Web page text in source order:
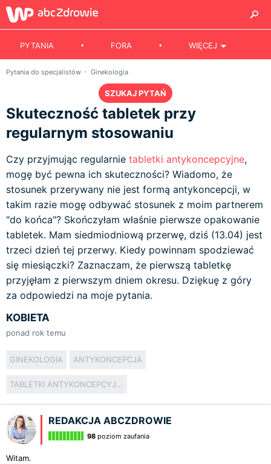
PYTANIA FORA WIĘCEJ
Pytania do specjalistów Ginekologia
SZUKAJ PYTAŃ
Skuteczność tabletek przy
regularnym stosowaniu
Czy przyjmując regularnie tabletki antykoncepcyjne,
mogę być pewna ich skuteczności? Wiadomo, że
stosunek przerywany nie jest formą antykoncepcji, w
takim razie mogę odbywać stosunek z moim partnerem
"do końca"? Skończyłam właśnie pierwsze opakowanie
tabletek. Mam siedmiodniową przerwę, dziś (13.04) jest
trzeci dzień tej przerwy. Kiedy powinnam spodziewać
się miesiączki? Zaznaczam, że pierwszą tabletkę
przyjęłam z pierwszym dniem okresu. Dziękuę z góry
za odpowiedzi na moje pytania.
KOBIETA
ponad rok temu
GINEKOLOGIA ANTYKONCEPCJA
TABLETKI ANTYKONCEPCYJNE
REDAKCJA ABCZDROWIE
98 poziom zaufania
Witam.